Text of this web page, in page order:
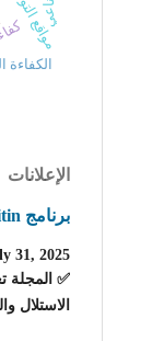
الكفاءة
الإعلانات
برنامج Turnitin
31, 2025
الاستلال